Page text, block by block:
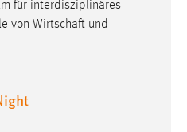
und
Gebäude E-House,